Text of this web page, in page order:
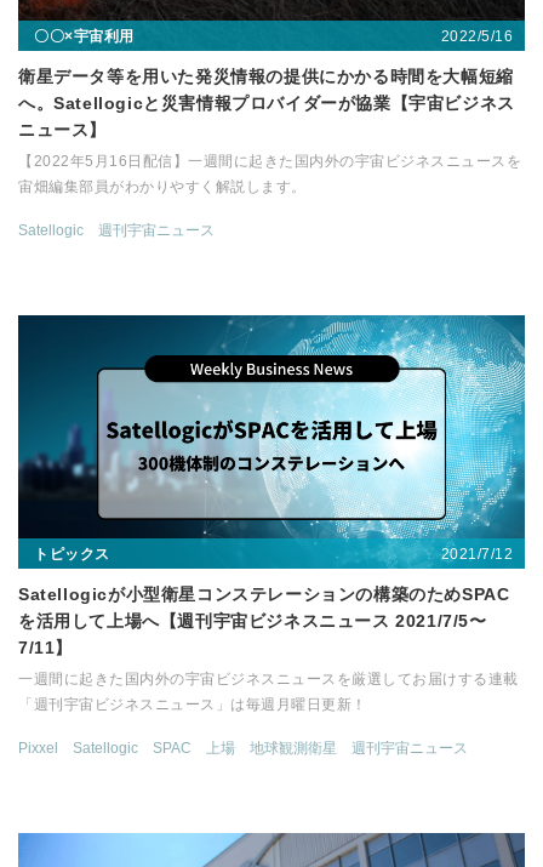
〇〇×宇宙利用 2022/5/16
衛星データ等を用いた発災情報の提供にかかる時間を大幅短縮
へ。Satellogicと災害情報プロバイダーが協業【宇宙ビジネス
ニュース】
【2022年5月16日配信】一週間に起きた国内外の宇宙ビジネスニュースを
宙畑編集部員がわかりやすく解説します。
Satellogic 週刊宇宙ニュース
トピックス 2021/7/12
Satellogicが小型衛星コンステレーションの構築のためSPAC
を活用して上場へ【週刊宇宙ビジネスニュース 2021/7/5〜
7/11】
一週間に起きた国内外の宇宙ビジネスニュースを厳選してお届けする連載
「週刊宇宙ビジネスニュース」は毎週月曜日更新！
Pixxel Satellogic SPAC 上場 地球観測衛星 週刊宇宙ニュース